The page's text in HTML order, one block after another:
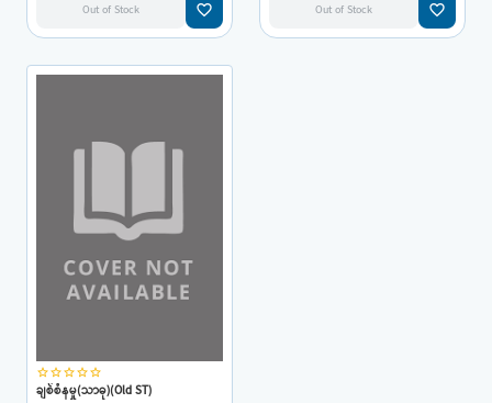
Out of Stock favorite_border Out of Stock favorite_border
star_borderstar_borderstar_borderstar_borderstar_border
ချစ်စံနမှု(သာဓု)(Old ST)